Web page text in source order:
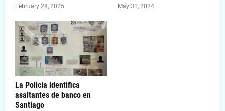
February 28, 2025 May 31, 2024
La Policía identifica
asaltantes de banco en
Santiago